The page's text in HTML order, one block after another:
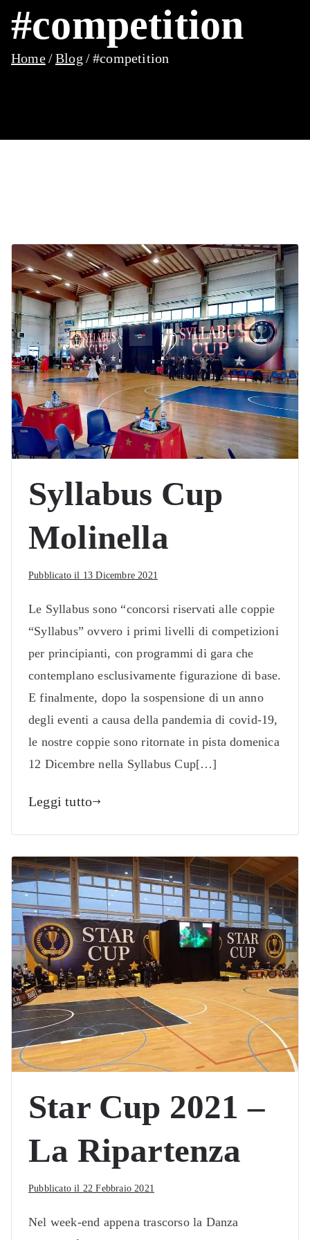
#competition
Home Blog #competition
Syllabus Cup
Molinella
Pubblicato il 13 Dicembre 2021
Le Syllabus sono “concorsi riservati alle coppie
“Syllabus” ovvero i primi livelli di competizioni
per principianti, con programmi di gara che
contemplano esclusivamente figurazione di base.
E finalmente, dopo la sospensione di un anno
degli eventi a causa della pandemia di covid-19,
le nostre coppie sono ritornate in pista domenica
12 Dicembre nella Syllabus Cup[…]
Leggi tutto
Star Cup 2021 –
La Ripartenza
Pubblicato il 22 Febbraio 2021
Nel week-end appena trascorso la Danza